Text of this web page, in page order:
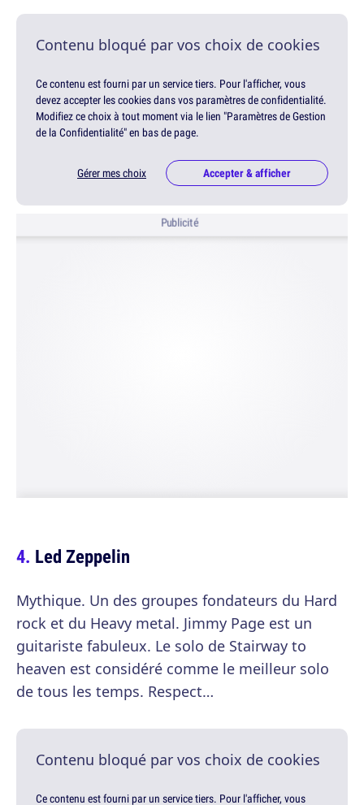
Contenu bloqué par vos choix de cookies
Ce contenu est fourni par un service tiers. Pour l'afficher, vous
devez accepter les cookies dans vos paramètres de confidentialité.
Modifiez ce choix à tout moment via le lien "Paramètres de Gestion
de la Confidentialité" en bas de page.
Gérer mes choix Accepter & afficher
Publicité
Led Zeppelin
Mythique. Un des groupes fondateurs du Hard
rock et du Heavy metal. Jimmy Page est un
guitariste fabuleux. Le solo de Stairway to
heaven est considéré comme le meilleur solo
de tous les temps. Respect…
Contenu bloqué par vos choix de cookies
Ce contenu est fourni par un service tiers. Pour l'afficher, vous